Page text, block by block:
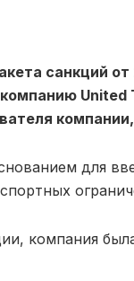
санкций
для
компания